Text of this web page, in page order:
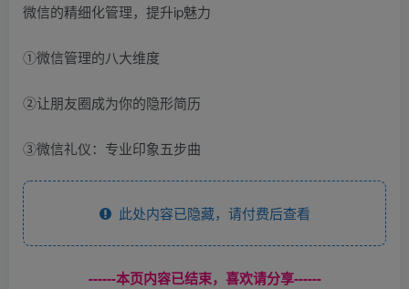
微信的精细化管理，提升ip魅力
①微信管理的八大维度
②让朋友圈成为你的隐形简历
③微信礼仪：专业印象五步曲
此处内容已隐藏，请付费后查看
------本页内容已结束，喜欢请分享------